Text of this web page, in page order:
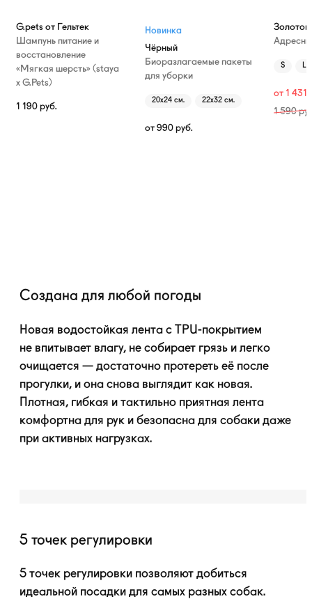
G.pets от Гельтек
Шампунь питание и
восстановление
«Мягкая шерсть» (staya
х G.Pets)
1 190 руб.
Новинка
Чёрный
Биоразлагаемые пакеты
для уборки
20х24 см. 22х32 см.
от 990 руб.
Золотой
S L
от 1 431
1 590
Создана для любой погоды
Новая водостойкая лента с TPU-покрытием
не впитывает влагу, не собирает грязь и легко
очищается — достаточно протереть её после
прогулки, и она снова выглядит как новая.
Плотная, гибкая и тактильно приятная лента
комфортна для рук и безопасна для собаки даже
при активных нагрузках.
5 точек регулировки
5 точек регулировки позволяют добиться
идеальной посадки для самых разных собак.